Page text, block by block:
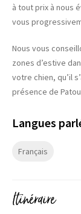
à tout prix à nous
vous
Nous vous
zones d’estive
votre chien, qu’il
présence de
Langues
Français
Itinéraire